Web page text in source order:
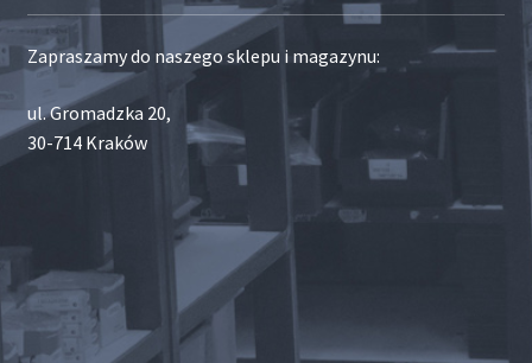
Zapraszamy do naszego sklepu i magazynu:
ul. Gromadzka 20,
30-714 Kraków